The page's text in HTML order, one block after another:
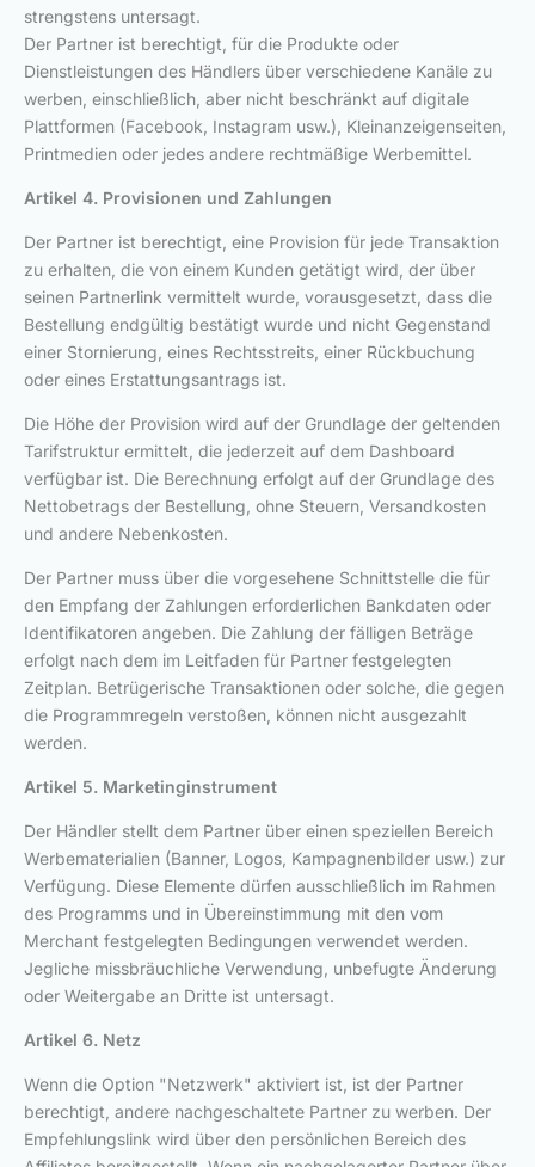
strengstens untersagt.
Der Partner ist berechtigt, für die Produkte oder
Dienstleistungen des Händlers über verschiedene Kanäle zu
werben, einschließlich, aber nicht beschränkt auf digitale
Plattformen (Facebook, Instagram usw.), Kleinanzeigenseiten,
Printmedien oder jedes andere rechtmäßige Werbemittel.
Artikel 4. Provisionen und Zahlungen
Der Partner ist berechtigt, eine Provision für jede Transaktion
zu erhalten, die von einem Kunden getätigt wird, der über
seinen Partnerlink vermittelt wurde, vorausgesetzt, dass die
Bestellung endgültig bestätigt wurde und nicht Gegenstand
einer Stornierung, eines Rechtsstreits, einer Rückbuchung
oder eines Erstattungsantrags ist.
Die Höhe der Provision wird auf der Grundlage der geltenden
Tarifstruktur ermittelt, die jederzeit auf dem Dashboard
verfügbar ist. Die Berechnung erfolgt auf der Grundlage des
Nettobetrags der Bestellung, ohne Steuern, Versandkosten
und andere Nebenkosten.
Der Partner muss über die vorgesehene Schnittstelle die für
den Empfang der Zahlungen erforderlichen Bankdaten oder
Identifikatoren angeben. Die Zahlung der fälligen Beträge
erfolgt nach dem im Leitfaden für Partner festgelegten
Zeitplan. Betrügerische Transaktionen oder solche, die gegen
die Programmregeln verstoßen, können nicht ausgezahlt
werden.
Artikel 5. Marketinginstrument
Der Händler stellt dem Partner über einen speziellen Bereich
Werbematerialien (Banner, Logos, Kampagnenbilder usw.) zur
Verfügung. Diese Elemente dürfen ausschließlich im Rahmen
des Programms und in Übereinstimmung mit den vom
Merchant festgelegten Bedingungen verwendet werden.
Jegliche missbräuchliche Verwendung, unbefugte Änderung
oder Weitergabe an Dritte ist untersagt.
Artikel 6. Netz
Wenn die Option "Netzwerk" aktiviert ist, ist der Partner
berechtigt, andere nachgeschaltete Partner zu werben. Der
Empfehlungslink wird über den persönlichen Bereich des